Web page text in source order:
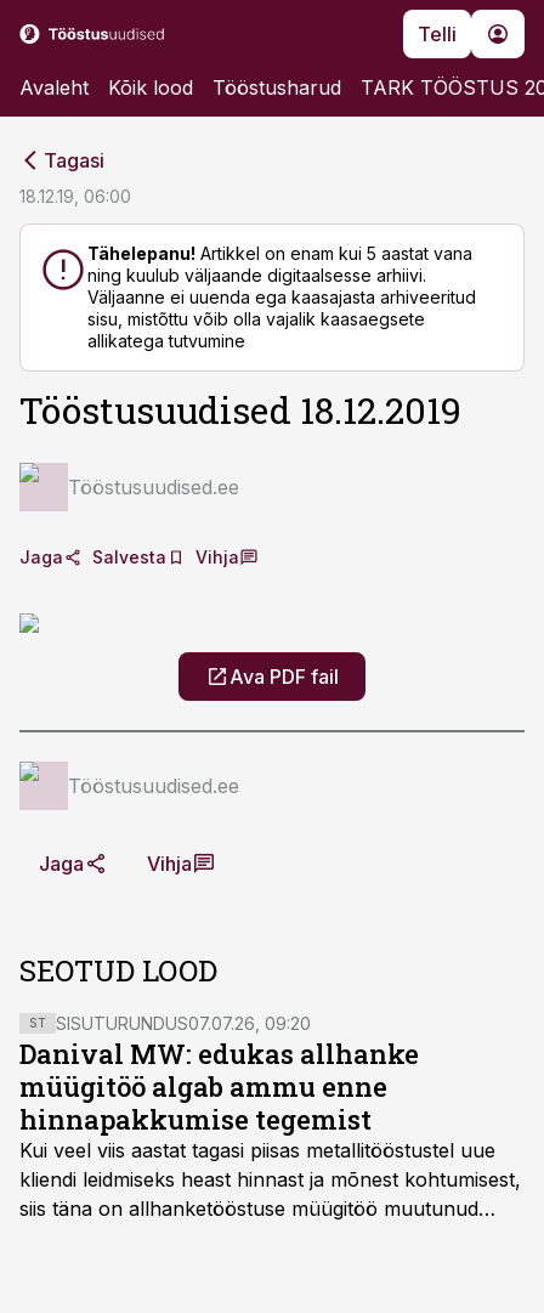
Telli
Avaleht Kõik lood Tööstusharud TARK TÖÖSTUS
Tagasi
18.12.19, 06:00
Tähelepanu! Artikkel on enam kui 5 aastat vana
ning kuulub väljaande digitaalsesse arhiivi.
Väljaanne ei uuenda ega kaasajasta arhiveeritud
sisu, mistõttu võib olla vajalik kaasaegsete
allikatega tutvumine
Tööstusuudised 18.12.2019
Tööstusuudised.ee
Jaga Salvesta Vihja
Ava PDF fail
Tööstusuudised.ee
Jaga Vihja
SEOTUD LOOD
ST SISUTURUNDUS07.07.26, 09:20
Danival MW: edukas allhanke
müügitöö algab ammu enne
hinnapakkumise tegemist
Kui veel viis aastat tagasi piisas metallitööstustel uue
kliendi leidmiseks heast hinnast ja mõnest kohtumisest,
siis täna on allhanketööstuse müügitöö muutunud